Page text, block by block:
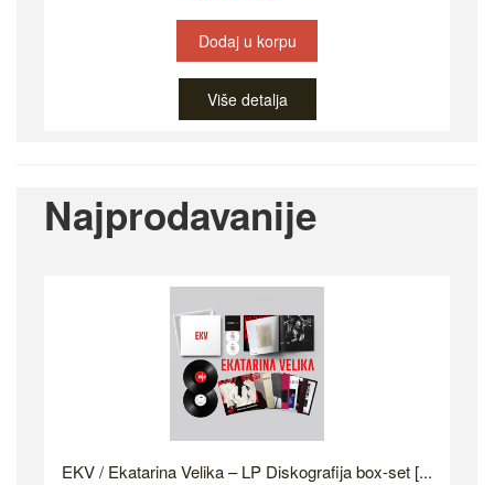
Dodaj u korpu
Više detalja
Najprodavanije
EKV / Ekatarina Velika – LP Diskografija box-set [...